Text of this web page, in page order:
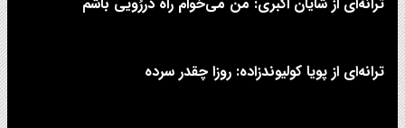
ترانه‌ای از پویا کولیوندزاده: روزا چقدر سرده